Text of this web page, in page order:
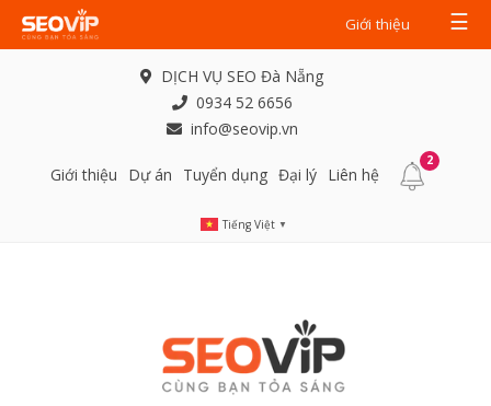
Giới thiệu ☰
DỊCH VỤ SEO Đà Nẵng
0934 52 6656
info@seovip.vn
Giới thiệu Dự án Tuyển dụng Đại lý Liên hệ
2
Tiếng Việt ▼